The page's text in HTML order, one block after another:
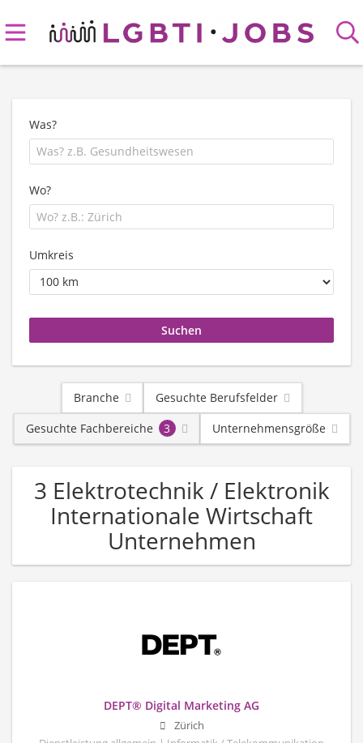
Was?
Wo?
Umkreis
Branche
Gesuchte Berufsfelder
Gesuchte Fachbereiche
3 Unternehmensgröße
3 Elektrotechnik / Elektronik
Internationale Wirtschaft
Unternehmen
DEPT® Digital Marketing AG
Zürich